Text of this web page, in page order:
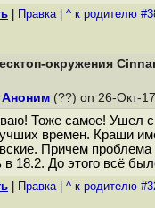
Правка| ^ к родителю
окружения
Аноним (??) on 26-Окт-
Тоже самое! Ушел с
времен. Краши
Причем проблема
в 18.2. До этого всё
Правка| ^ к родителю